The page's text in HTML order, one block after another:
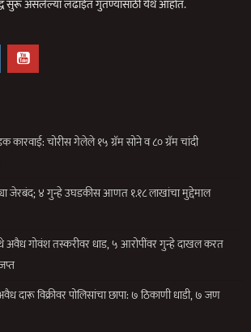
सुरू असलेल्या लढाईत गुंतण्यासाठी येथे आहोत.
कारवाई: चोरीस गेलेले १५ ग्रॅम सोने व ८० ग्रॅम चांदी
जेरबंद; ४ गुन्हे उघडकीस आणत १.१८ लाखांचा मुद्देमाल
अवैध गोवंश तस्करीवर धाड, ५ आरोपींवर गुन्हे दाखल करत
दारू विक्रीवर पोलिसांचा छापा: ७ ठिकाणी धाडी, ७ जण